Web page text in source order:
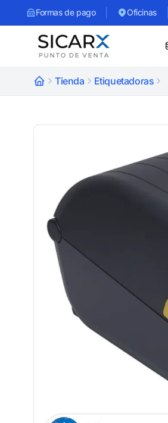
Formas de pago Oficinas
Tienda Etiquetadoras